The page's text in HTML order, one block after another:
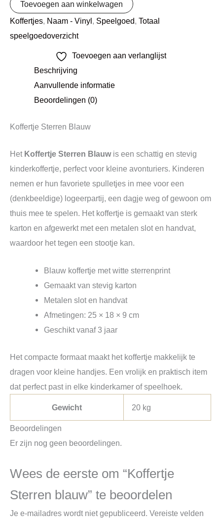
Toevoegen aan winkelwagen
Koffertjes, Naam - Vinyl, Speelgoed, Totaal
speelgoedoverzicht
Toevoegen aan verlanglijst
Beschrijving
Aanvullende informatie
Beoordelingen (0)
Koffertje Sterren Blauw
Het Koffertje Sterren Blauwis een schattig en stevig
kinderkoffertje, perfect voor kleine avonturiers. Kinderen
nemen er hun favoriete spulletjes in mee voor een
(denkbeeldige) logeerpartij, een dagje weg of gewoon om
thuis mee te spelen. Het koffertje is gemaakt van sterk
karton en afgewerkt met een metalen slot en handvat,
waardoor het tegen een stootje kan.
Blauw koffertje met witte sterrenprint
Gemaakt van stevig karton
Metalen slot en handvat
Afmetingen: 25 × 18 × 9 cm
Geschikt vanaf 3 jaar
Het compacte formaat maakt het koffertje makkelijk te
dragen voor kleine handjes. Een vrolijk en praktisch item
dat perfect past in elke kinderkamer of speelhoek.
Gewicht 20 kg
Beoordelingen
Er zijn nog geen beoordelingen.
Wees de eerste om “Koffertje
Sterren blauw” te beoordelen
Je e-mailadres wordt niet gepubliceerd. Vereiste velden